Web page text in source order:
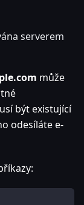
serverem
může
být existující
odesíláte e-